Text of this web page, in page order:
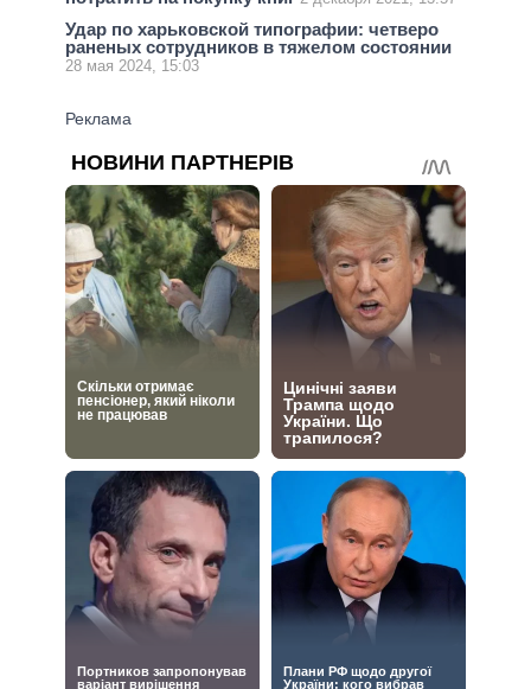
Удар по харьковской типографии: четверо
раненых сотрудников в тяжелом состоянии
28 мая 2024, 15:03